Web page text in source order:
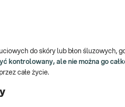
do skóry lub błon śluzowych,
kontrolowany, ale nie można go
całe życie.